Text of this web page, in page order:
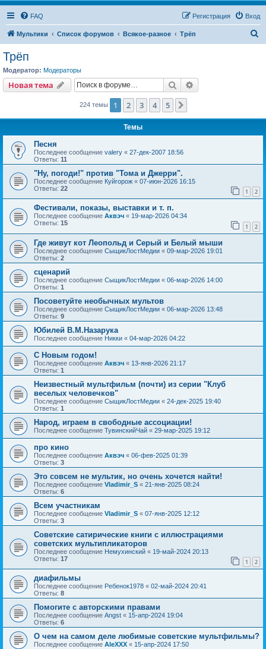
FAQ Вход
Регистрация
Мультики Список форумов Всякое-разное Трёп
Трёп
Модератор: Модераторы
Новая тема Поиск
224 темы 1 2 3 4 5
Темы
Песня
Последнее сообщение valery « 27-дек-2007 18:56
Ответы: 11
"Ну, погоди!" против "Тома и Джерри".
Последнее сообщение Куйгорож « 07-июн-2026 16:15
Ответы: 22 1 2
Фестивали, показы, выставки и т. п.
Последнее сообщение Аквэч « 19-мар-2026 04:34
Ответы: 15 1 2
Где живут кот Леопольд и Серый и Белый мыши
Последнее сообщение СыщикЛостМедии « 09-мар-2026 19:01
Ответы: 2
сценарий
Последнее сообщение СыщикЛостМедии « 06-мар-2026 14:00
Ответы: 1
Посоветуйте необычных мультов
Последнее сообщение СыщикЛостМедии « 06-мар-2026 13:48
Ответы: 9
Юбилей В.М.Назарука
Последнее сообщение Никки « 04-мар-2026 04:22
С Новым годом!
Последнее сообщение Аквэч « 13-янв-2026 21:17
Ответы: 1
Неизвестный мультфильм (почти) из серии "Клуб
веселых человечков"
Последнее сообщение СыщикЛостМедии « 24-дек-2025 19:40
Ответы: 1
Народ, играем в свободные ассоциации!
Последнее сообщение ТувинскийЧай « 29-мар-2025 19:12
про кино
Последнее сообщение Аквэч « 06-фев-2025 01:39
Ответы: 3
Это совсем не мультик, но очень хочется найти!
Последнее сообщение Vladimir_S « 21-янв-2025 08:24
Ответы: 6
Всем участникам
Последнее сообщение Vladimir_S « 07-янв-2025 12:12
Ответы: 3
Советские сатирические книги с иллюстрациями
советских мультипликаторов
Последнее сообщение Немухинский « 19-май-2024 20:13
Ответы: 17 1 2
диафильмы
Последнее сообщение Ребенок1978 « 02-май-2024 20:41
Ответы: 8
Помогите с авторскими правами
Последнее сообщение Angst « 15-апр-2024 19:04
Ответы: 6
О чем на самом деле любимые советские мультфильмы?
Последнее сообщение AleXXX « 15-апр-2024 17:50